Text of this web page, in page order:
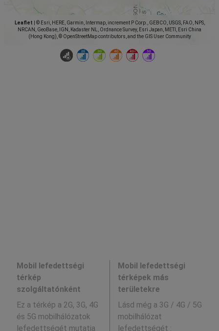
Leaflet
© Esri, HERE, Garmin, Intermap, increment P Corp., GEBCO, USGS, FAO, NPS,
NRCAN, GeoBase, IGN, Kadaster NL, Ordnance Survey, Esri Japan, METI, Esri China
(Hong Kong), © OpenStreetMap contributors, and the GIS User Community
Mobil lefedettségi
térkép
szolgáltatónként
Ez a térkép a 2G, 3G, 4G
és 5G mobilhálózatok
lefedettségét mutatja
Mobil lefedettségi
térképek más
területekre
Lásd még a 3G / 4G / 5G
mobilhálózat
lefedettségét :